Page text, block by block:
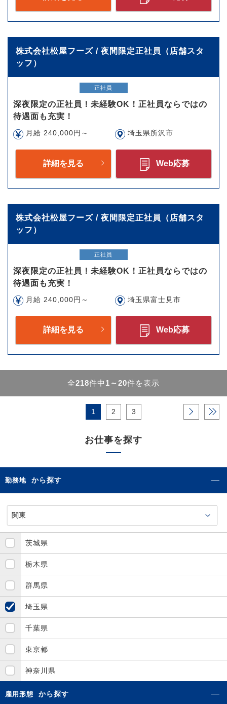
株式会社松屋フーズ / 夜間限定正社員（店舗スタ
ッフ）
正社員
深夜限定の正社員！未経験OK！正社員ならではの
待遇面も充実！
月給 240,000円～ 埼玉県所沢市
詳細を見る Web応募
株式会社松屋フーズ / 夜間限定正社員（店舗スタ
ッフ）
正社員
深夜限定の正社員！未経験OK！正社員ならではの
待遇面も充実！
月給 240,000円～ 埼玉県富士見市
詳細を見る Web応募
全218件中 1～20件を表示
1 2 3 › »
お仕事を探す
勤務地 から探す
茨城県
栃木県
群馬県
埼玉県
千葉県
東京都
神奈川県
雇用形態 から探す